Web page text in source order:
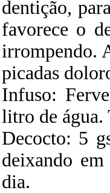
dentição,
favorece o
irrompendo.
picadas
Infuso:
litro de água.
Decocto: 5
deixando
dia.